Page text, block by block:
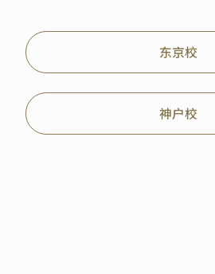
东京校
神户校